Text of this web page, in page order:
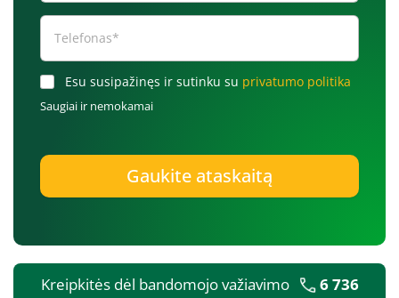
Esu susipažinęs ir sutinku su privatumo politika
Saugiai ir nemokamai
Gaukite ataskaitą
Kreipkitės dėl bandomojo važiavimo
6 736